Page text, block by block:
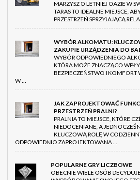
MARZYSZ O LETNIEJ OAZIE W
TARAS TO IDEALNE MIEJSCE,
PRZESTRZEŃ SPRZYJAJĄCĄ
WYBÓR ALKOMATU:
ZAKUPIE URZĄDZENIA DO
WYBÓR ODPOWIEDNIEGO
KTÓRA MOŻE ZNACZĄCO
BEZPIECZEŃSTWO I KOMFORT
W …
JAK ZAPROJEKTOWAĆ
PRZESTRZEŃ PRALNI?
PRALNIA TO MIEJSCE, KTÓRE
NIEDOCENIANE, A
KLUCZOWĄ ROLĘ W
ODPOWIEDNIO ZAPROJEKTOWANA …
POPULARNE GRY LICZBOWE
OBECNIE WIELE OSÓB